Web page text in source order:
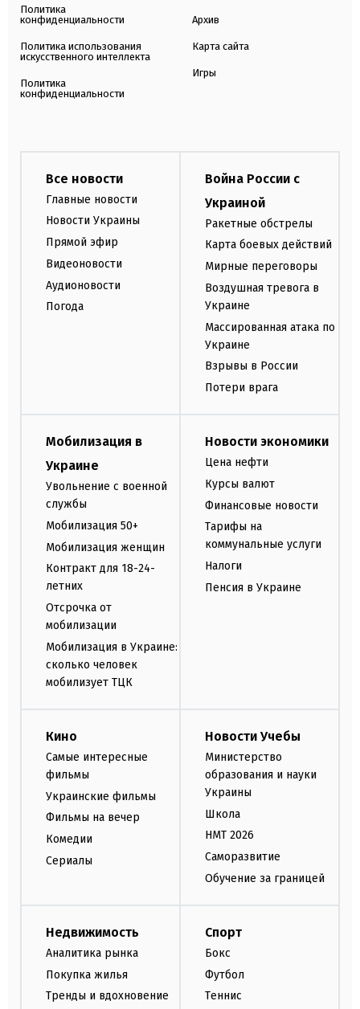
Политика
конфиденциальности
Политика использования
искусственного интеллекта
Политика
конфиденциальности
Архив
Карта сайта
Игры
Все новости
Главные новости
Новости Украины
Прямой эфир
Видеоновости
Аудионовости
Погода
Война России с
Украиной
Ракетные обстрелы
Карта боевых действий
Мирные переговоры
Воздушная тревога в
Украине
Массированная атака по
Украине
Взрывы в России
Потери врага
Мобилизация в
Украине
Увольнение с военной
службы
Мобилизация 50+
Мобилизация женщин
Контракт для 18-24-
летних
Отсрочка от
мобилизации
Мобилизация в Украине:
сколько человек
мобилизует ТЦК
Новости экономики
Цена нефти
Курсы валют
Финансовые новости
Тарифы на
коммунальные услуги
Налоги
Пенсия в Украине
Кино
Самые интересные
фильмы
Украинские фильмы
Фильмы на вечер
Комедии
Сериалы
Новости Учебы
Министерство
образования и науки
Украины
Школа
НМТ 2026
Саморазвитие
Обучение за границей
Недвижимость
Аналитика рынка
Покупка жилья
Тренды и вдохновение
Спорт
Бокс
Футбол
Теннис